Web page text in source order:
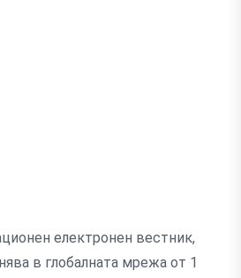
електронен вестник,
в глобалната мрежа от 1